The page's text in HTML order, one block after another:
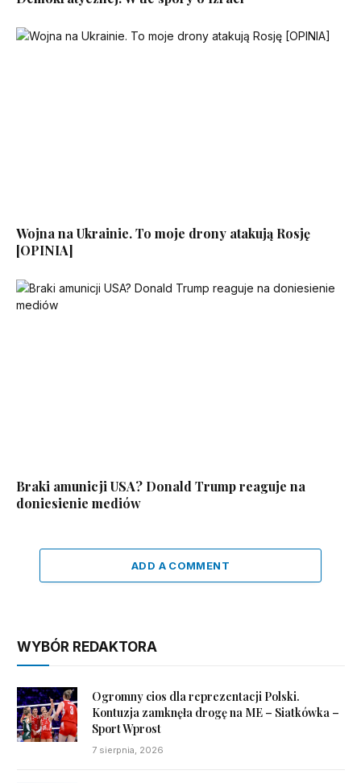
Wojna na Ukrainie. To moje drony atakują Rosję
[OPINIA]
Braki amunicji USA? Donald Trump reaguje na
doniesienie mediów
ADD A COMMENT
WYBÓR REDAKTORA
Ogromny cios dla reprezentacji Polski.
Kontuzja zamknęła drogę na ME – Siatkówka –
Sport Wprost
7 sierpnia, 2026